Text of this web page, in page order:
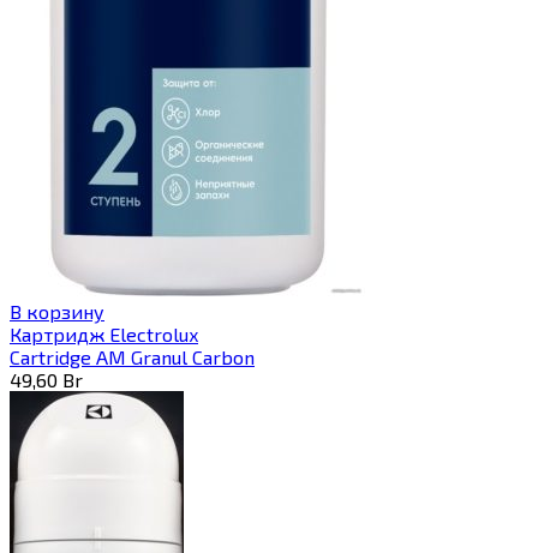
В корзину
Картридж Electrolux
Cartridge AM Granul Carbon
49,60 Br